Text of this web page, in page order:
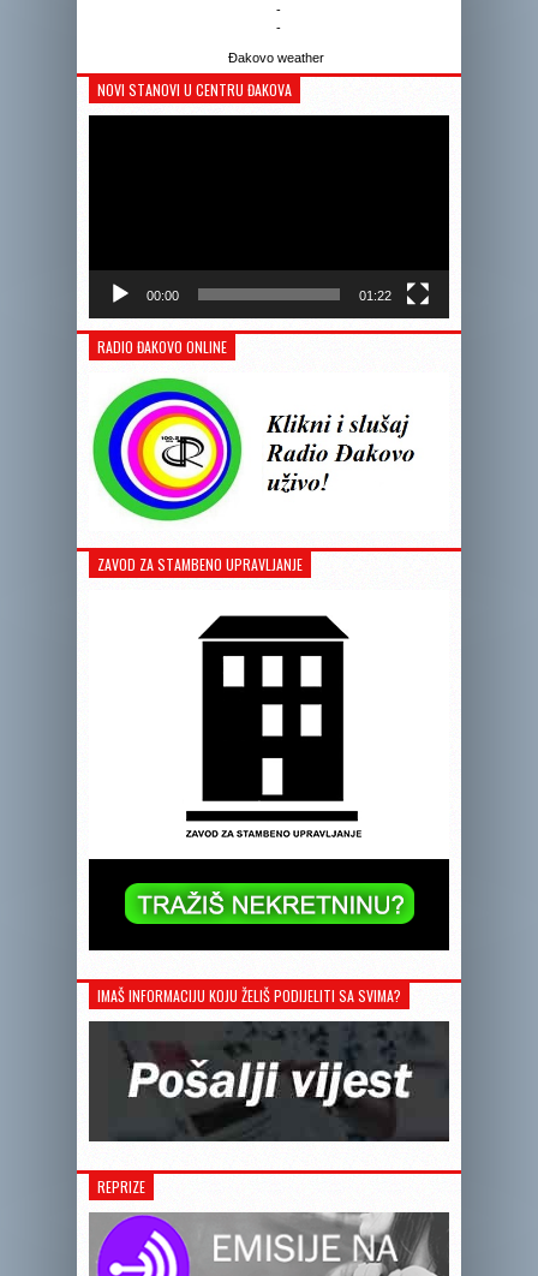
-
-
Đakovo weather
NOVI STANOVI U CENTRU ĐAKOVA
00:00 01:22
RADIO ĐAKOVO ONLINE
ZAVOD ZA STAMBENO UPRAVLJANJE
IMAŠ INFORMACIJU KOJU ŽELIŠ PODIJELITI SA SVIMA?
REPRIZE